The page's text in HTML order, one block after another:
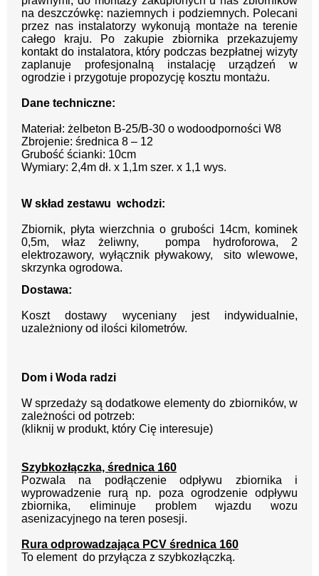
na deszczówkę: naziemnych i podziemnych. Polecani
przez nas instalatorzy wykonują montaże na terenie
całego kraju. Po zakupie zbiornika przekazujemy
kontakt do instalatora, który podczas bezpłatnej wizyty
zaplanuje profesjonalną instalację urządzeń w
ogrodzie i przygotuje propozycję kosztu montażu.
Dane techniczne:
Materiał: żelbeton B-25/B-30 o wodoodporności W8
Zbrojenie: średnica 8 – 12
Grubość ścianki: 10cm
Wymiary: 2,4m dł. x 1,1m szer. x 1,1 wys.
W skład zestawu wchodzi:
Zbiornik, płyta wierzchnia o grubości 14cm, kominek
0,5m, właz żeliwny, pompa hydroforowa, 2
elektrozawory, wyłącznik pływakowy, sito wlewowe,
skrzynka ogrodowa.
Dostawa:
Koszt dostawy wyceniany jest indywidualnie,
uzależniony od ilości kilometrów.
Dom i Woda radzi
W sprzedaży są dodatkowe elementy do zbiorników, w
zależności od potrzeb:
(kliknij w produkt, który Cię interesuje)
Szybkozłączka, średnica 160
Pozwala na podłączenie odpływu zbiornika i
wyprowadzenie rurą np. poza ogrodzenie odpływu
zbiornika, eliminuje problem wjazdu wozu
asenizacyjnego na teren posesji.
Rura odprowadzająca PCV średnica 160
To element do przyłącza z szybkozłączką.